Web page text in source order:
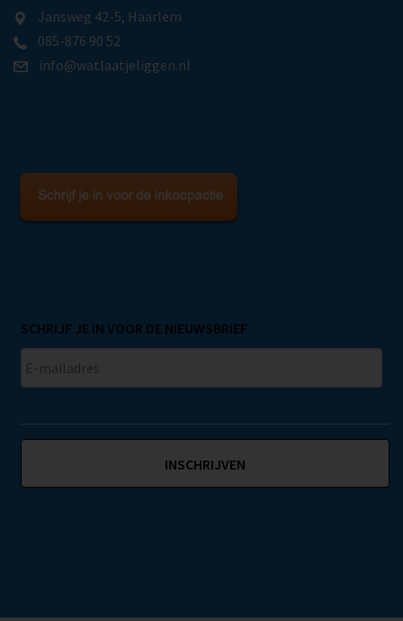
Jansweg 42-5, Haarlem
085-876 90 52
info@watlaatjeliggen.nl
SCHRIJF JE IN VOOR DE NIEUWSBRIEF